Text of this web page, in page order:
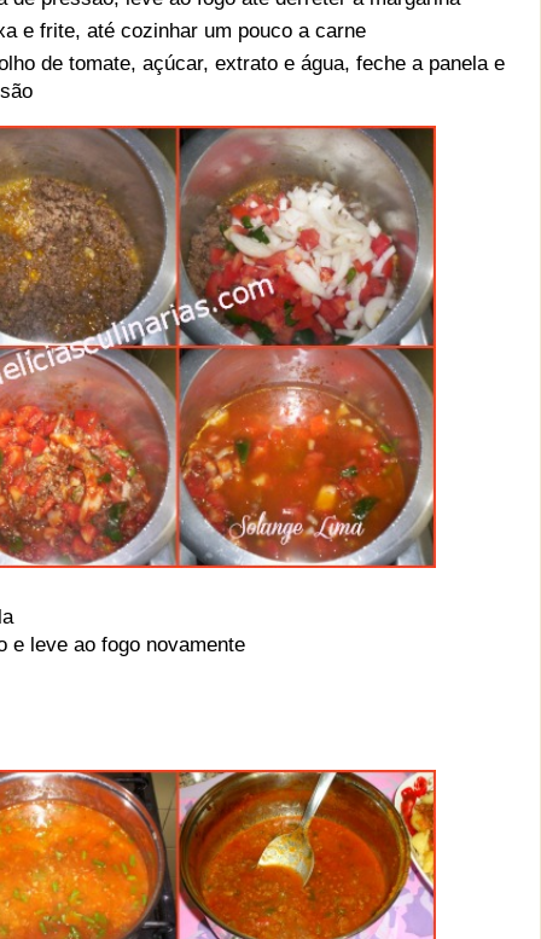
e frite, até cozinhar um pouco a carne
de tomate, açúcar, extrato e água, feche a panela e
e leve ao fogo novamente